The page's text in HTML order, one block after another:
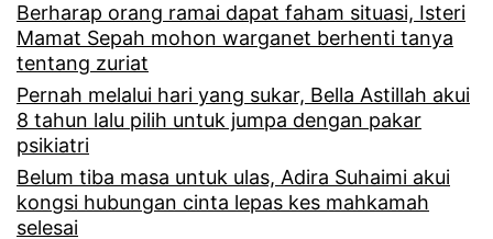
Berharap orang ramai dapat faham situasi, Isteri
Mamat Sepah mohon warganet berhenti tanya
tentang zuriat
Pernah melalui hari yang sukar, Bella Astillah akui
8 tahun lalu pilih untuk jumpa dengan pakar
psikiatri
Belum tiba masa untuk ulas, Adira Suhaimi akui
kongsi hubungan cinta lepas kes mahkamah
selesai